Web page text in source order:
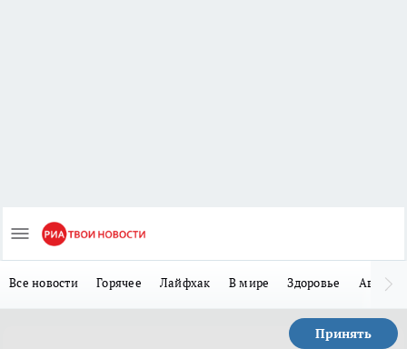
Все новости Горячее Лайфхак В мире Здоровье Авто
Принять